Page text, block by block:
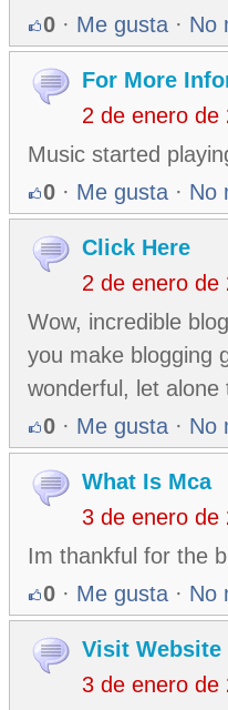
0 · Me gusta · No
For More
2 de enero de
Music started
0 · Me gusta · No
Click Here
2 de enero de
Wow, incredible
you make blogging
wonderful, let
0 · Me gusta · No
What Is Mca
3 de enero de
Im thankful for the
0 · Me gusta · No
Visit Website
3 de enero de